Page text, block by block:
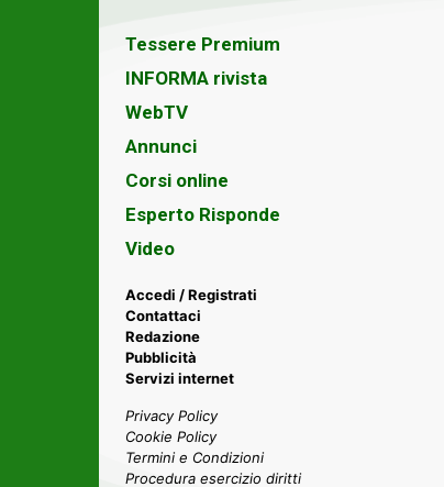
Tessere Premium
INFORMA rivista
WebTV
Annunci
Corsi online
Esperto Risponde
Video
Accedi / Registrati
Contattaci
Redazione
Pubblicità
Servizi internet
Privacy Policy
Cookie Policy
Termini e Condizioni
Procedura esercizio diritti